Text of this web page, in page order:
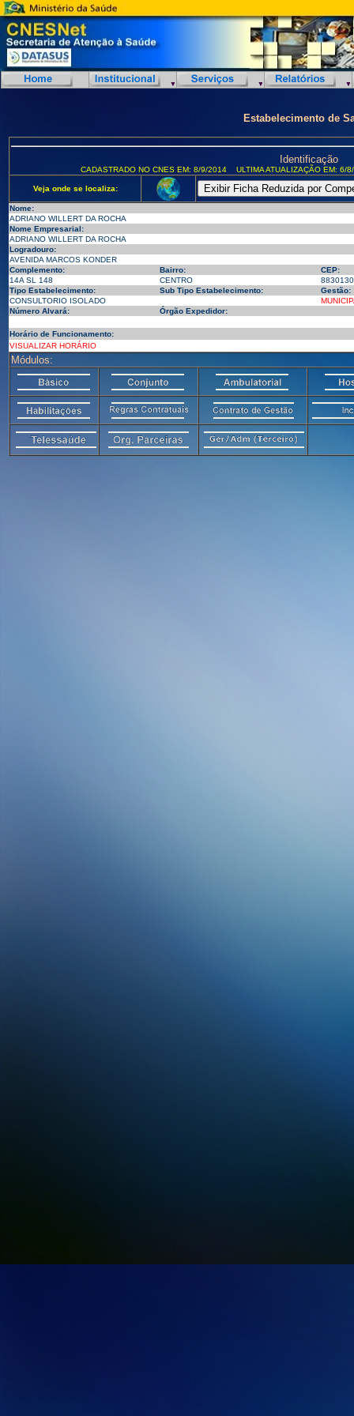
Estabelecimento de
Identificação
CADASTRADO NO CNES EM: 8/9/2014 ULTIMA ATUALIZAÇÃO EM:
Veja onde se localiza:
Nome:
ADRIANO WILLERT DA ROCHA
Nome Empresarial:
ADRIANO WILLERT DA ROCHA
Logradouro:
AVENIDA MARCOS KONDER
Complemento:
Bairro:
CEP:
14A SL 148
CENTRO
Tipo Estabelecimento:
Sub Tipo Estabelecimento:
Gestão:
CONSULTORIO ISOLADO
Número Alvará:
Órgão Expedidor:
Horário de Funcionamento:
VISUALIZAR HORÁRIO
Módulos: